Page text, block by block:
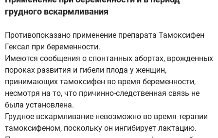
грудного вскармливания
Противопоказано применение препарата Тамоксифен
Гексал при беременности.
Имеются сообщения о спонтанных абортах, врожденных
пороках развития и гибели плода у женщин,
принимающих тамоксифен во время беременности,
несмотря на то, что причинно-следственная связь не
была установлена.
Грудное вскармливание невозможно во время терапии
тамоксифеном, поскольку он ингибирует лактацию.